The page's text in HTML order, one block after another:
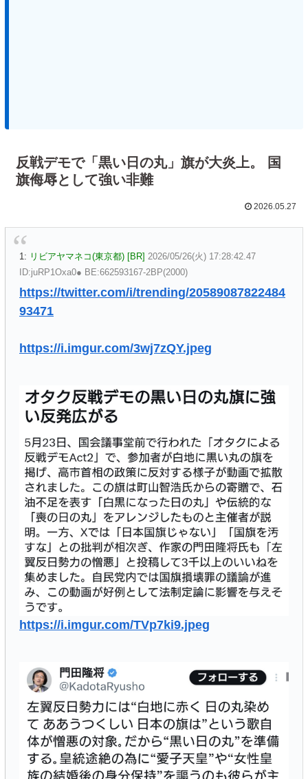
反戦デモで「黒い日の丸」旗が大炎上。 国
旗侮辱として強い非難
2026.05.27
1: リビアヤマネコ(東京都) [BR] 2026/05/26(火) 17:28:42.47
ID:juRP1Oxa0● BE:662593167-2BP(2000)
https://twitter.com/i/trending/20589087822484
93471
https://i.imgur.com/3wj7zQY.jpeg
https://i.imgur.com/TVp7ki9.jpeg